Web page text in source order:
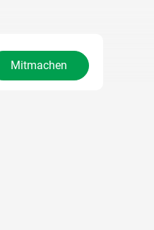
Mitmachen